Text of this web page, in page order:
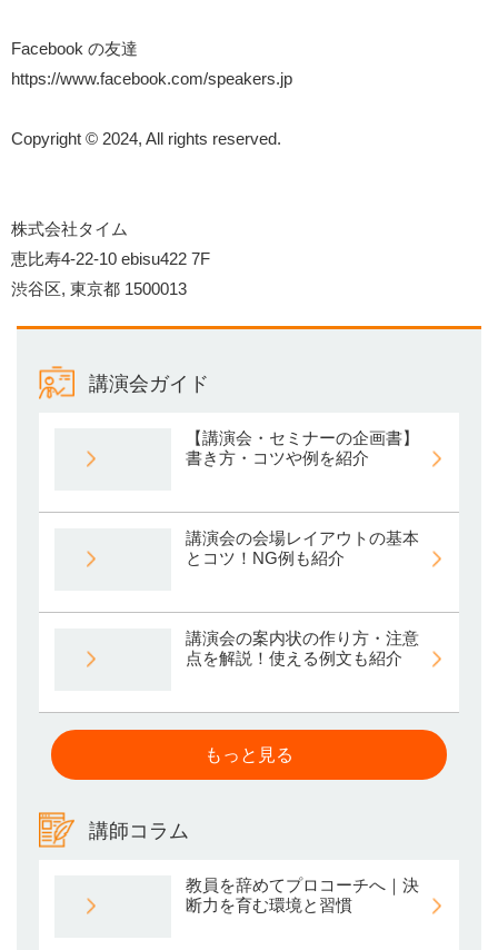
Facebook の友達
https://www.facebook.com/speakers.jp
Copyright © 2024, All rights reserved.
株式会社タイム
恵比寿4-22-10 ebisu422 7F
渋谷区, 東京都 1500013
講演会ガイド
【講演会・セミナーの企画書】
書き方・コツや例を紹介
講演会の会場レイアウトの基本
とコツ！NG例も紹介
講演会の案内状の作り方・注意
点を解説！使える例文も紹介
もっと見る
講師コラム
教員を辞めてプロコーチへ｜決
断力を育む環境と習慣